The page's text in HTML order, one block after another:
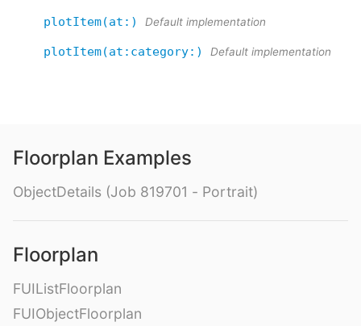
plotItem(at:) Default implementation
plotItem(at:category:) Default implementation
Floorplan Examples
ObjectDetails (Job 819701 - Portrait)
Floorplan
FUIListFloorplan
FUIObjectFloorplan